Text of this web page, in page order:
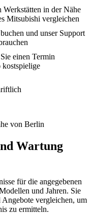
in der Nähe
Mitsubishi vergleichen
und unser Support
einen Termin
kostspielige
von Berlin
Wartung
für die angegebenen
und Jahren. Sie
Angebote vergleichen, um
zu ermitteln.